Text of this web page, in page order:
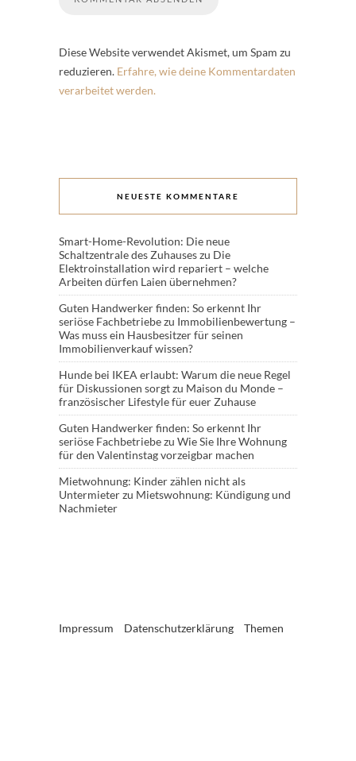
Diese Website verwendet Akismet, um Spam zu
reduzieren. Erfahre, wie deine Kommentardaten
verarbeitet werden.
NEUESTE KOMMENTARE
Smart-Home-Revolution: Die neue
Schaltzentrale des Zuhauseszu Die
Elektroinstallation wird repariert – welche
Arbeiten dürfen Laien übernehmen?
Guten Handwerker finden: So erkennt Ihr
seriöse Fachbetriebezu Immobilienbewertung –
Was muss ein Hausbesitzer für seinen
Immobilienverkauf wissen?
Hunde bei IKEA erlaubt: Warum die neue Regel
für Diskussionen sorgtzu Maison du Monde –
französischer Lifestyle für euer Zuhause
Guten Handwerker finden: So erkennt Ihr
seriöse Fachbetriebezu Wie Sie Ihre Wohnung
für den Valentinstag vorzeigbar machen
Mietwohnung: Kinder zählen nicht als
Untermieterzu Mietswohnung: Kündigung und
Nachmieter
Impressum Datenschutzerklärung Themen